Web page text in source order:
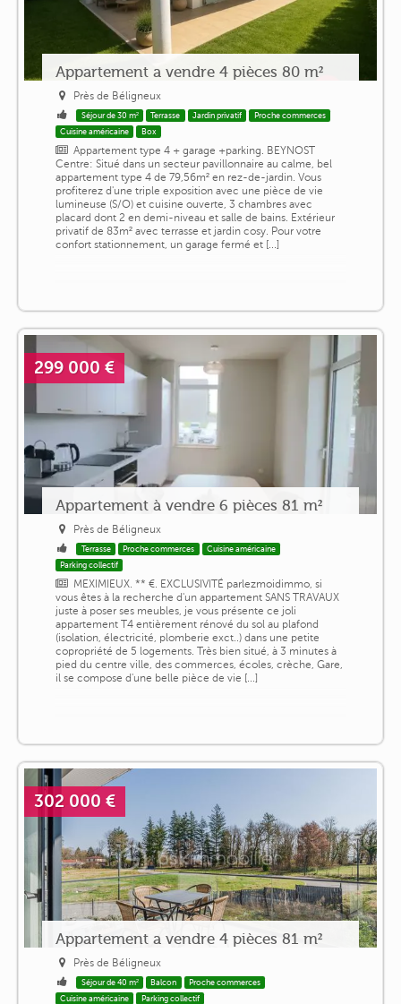
Appartement a vendre 4 pièces 80 m²
Près de Béligneux
Séjour de 30 m² Terrasse Jardin privatif
Proche commerces
Cuisine américaine
Box
Appartement type 4 + garage +parking. BEYNOST
Centre: Situé dans un secteur pavillonnaire au calme, bel
appartement type 4 de 79,56m² en rez-de-jardin. Vous
profiterez d'une triple exposition avec une pièce de vie
lumineuse (S/O) et cuisine ouverte, 3 chambres avec
placard dont 2 en demi-niveau et salle de bains. Extérieur
privatif de 83m² avec terrasse et jardin cosy. Pour votre
confort stationnement, un garage fermé et [...]
299 000 €
Appartement à vendre 6 pièces 81 m²
Près de Béligneux
Terrasse Proche commerces
Cuisine américaine
Parking collectif
MEXIMIEUX. ** €. EXCLUSIVITÉ parlezmoidimmo, si
vous êtes à la recherche d'un appartement SANS TRAVAUX
juste à poser ses meubles, je vous présente ce joli
appartement T4 entièrement rénové du sol au plafond
(isolation, électricité, plomberie exct..) dans une petite
copropriété de 5 logements. Très bien situé, à 3 minutes à
pied du centre ville, des commerces, écoles, crèche, Gare,
il se compose d'une belle pièce de vie [...]
302 000 €
Appartement a vendre 4 pièces 81 m²
Près de Béligneux
Séjour de 40 m² Balcon
Proche commerces
Cuisine américaine
Parking collectif